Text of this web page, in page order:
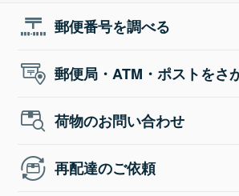
郵便番号を調べる
郵便局・ATM・ポストをさ
荷物のお問い合わせ
再配達のご依頼